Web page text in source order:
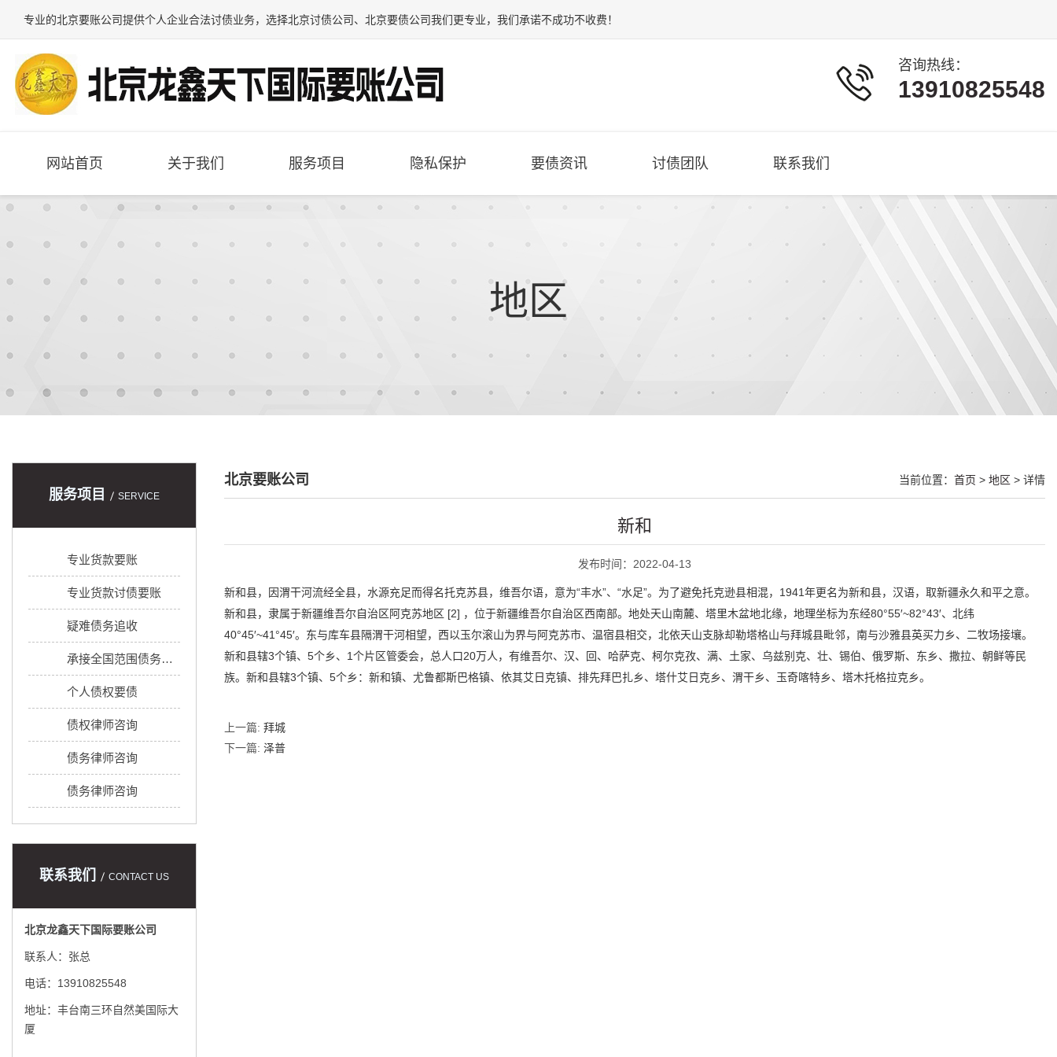
专业的北京要账公司提供个人企业合法讨债业务，选择北京讨债公司、 北京要债公司我们更专业，我们承诺不成功不收费！
咨询热线：
13910825548
网站首页 关于我们 服务项目 隐私保护 要债资讯 讨债团队 联系我们
地区
服务项目 SERVICE
专业货款要账
专业货款讨债要账
疑难债务追收
承接全国范围债务追收
个人债权要债
债权律师咨询
债务律师咨询
债务律师咨询
联系我们 CONTACT US
北京龙鑫天下国际要账公司
联系人：张总
电话：13910825548
地址：丰台南三环自然美国际大
厦
北京要账公司 当前位置： 首页 > 地区 > 详情
新和
发布时间：2022-04-13
新和县，因渭干河流经全县，水源充足而得名托克苏县，维吾尔语，意为“丰水”、“水足”。为了避免托克逊县相混，1941年更名为新和县，汉语，取新疆永久和平之意。
新和县，隶属于新疆维吾尔自治区阿克苏地区 [2] ，位于新疆维吾尔自治区西南部。地处天山南麓、塔里木盆地北缘，地理坐标为东经80°55′~82°43′、北纬
40°45′~41°45′。东与库车县隔渭干河相望，西以玉尔滚山为界与阿克苏市、温宿县相交，北依天山支脉却勒塔格山与拜城县毗邻，南与沙雅县英买力乡、二牧场接壤。
新和县辖3个镇、5个乡、1个片区管委会，总人口20万人，有维吾尔、汉、回、哈萨克、柯尔克孜、满、土家、乌兹别克、壮、锡伯、俄罗斯、东乡、撒拉、朝鲜等民
族。新和县辖3个镇、5个乡：新和镇、尤鲁都斯巴格镇、依其艾日克镇、排先拜巴扎乡、塔什艾日克乡、渭干乡、玉奇喀特乡、塔木托格拉克乡。
上一篇: 拜城
下一篇: 泽普